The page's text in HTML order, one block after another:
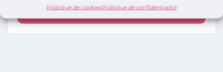
Politique de cookiesPolitique de confidentialité